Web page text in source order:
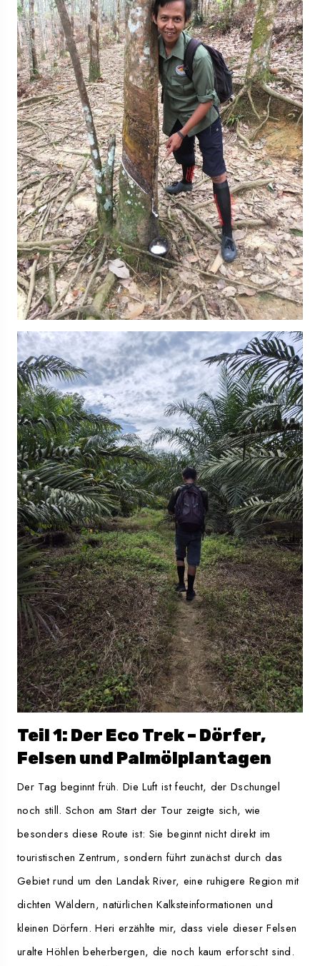
Teil 1: Der Eco Trek – Dörfer,
Felsen und Palmölplantagen
Der Tag beginnt früh. Die Luft ist feucht, der Dschungel
noch still. Schon am Start der Tour zeigte sich, wie
besonders diese Route ist: Sie beginnt nicht direkt im
touristischen Zentrum, sondern führt zunächst durch das
Gebiet rund um den Landak River, eine ruhigere Region mit
dichten Wäldern, natürlichen Kalksteinformationen und
kleinen Dörfern. Heri erzählte mir, dass viele dieser Felsen
uralte Höhlen beherbergen, die noch kaum erforscht sind.